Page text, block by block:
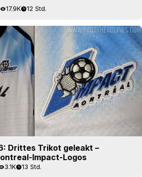
17.9K 12 Std.
Drittes Trikot geleakt –
Impact-Logos
3.1K 13 Std.